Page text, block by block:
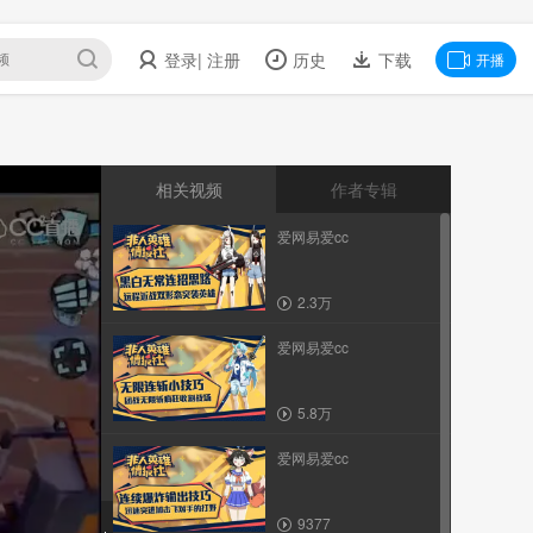
登录| 注册 历史 下载 开播
相关视频 作者专辑
爱网易爱cc
2.3万
爱网易爱cc
5.8万
爱网易爱cc
9377